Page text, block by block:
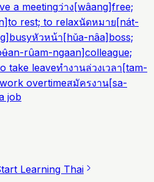
a meetingว่าง [wâang]free;
]to rest; to relaxนัดหมาย [nát-
] busyหัวหน้า [hǔa-nâa] boss;
rûam-ngaan]colleague;
take leaveทำงานล่วงเวลา [tam-
overtimeสมัครงาน[sa-
job
Learning Thai